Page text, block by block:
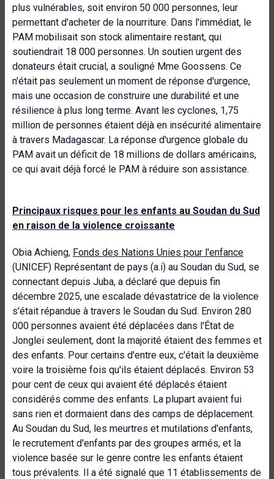
plus vulnérables, soit environ 50 000 personnes, leur
permettant d'acheter de la nourriture. Dans l'immédiat, le
PAM mobilisait son stock alimentaire restant, qui
soutiendrait 18 000 personnes. Un soutien urgent des
donateurs était crucial, a souligné Mme Goossens. Ce
n'était pas seulement un moment de réponse d'urgence,
mais une occasion de construire une durabilité et une
résilience à plus long terme. Avant les cyclones, 1,75
million de personnes étaient déjà en insécurité alimentaire
à travers Madagascar. La réponse d'urgence globale du
PAM avait un déficit de 18 millions de dollars américains,
ce qui avait déjà forcé le PAM à réduire son assistance.
Principaux risques pour les enfants au Soudan du Sud
en raison de la violence croissante
Obia Achieng, Fonds des Nations Unies pour l'enfance
(UNICEF) Représentant de pays (a.i) au Soudan du Sud, se
connectant depuis Juba, a déclaré que depuis fin
décembre 2025, une escalade dévastatrice de la violence
s'était répandue à travers le Soudan du Sud. Environ 280
000 personnes avaient été déplacées dans l'État de
Jonglei seulement, dont la majorité étaient des femmes et
des enfants. Pour certains d'entre eux, c'était la deuxième
voire la troisième fois qu'ils étaient déplacés. Environ 53
pour cent de ceux qui avaient été déplacés étaient
considérés comme des enfants. La plupart avaient fui
sans rien et dormaient dans des camps de déplacement.
Au Soudan du Sud, les meurtres et mutilations d'enfants,
le recrutement d'enfants par des groupes armés, et la
violence basée sur le genre contre les enfants étaient
tous prévalents. Il a été signalé que 11 établissements de